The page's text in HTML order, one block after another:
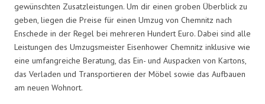
gewünschten Zusatzleistungen. Um dir einen groben Überblick zu
geben, liegen die Preise für einen Umzug von Chemnitz nach
Enschede in der Regel bei mehreren Hundert Euro. Dabei sind alle
Leistungen des Umzugsmeister Eisenhower Chemnitz inklusive wie
eine umfangreiche Beratung, das Ein- und Auspacken von Kartons,
das Verladen und Transportieren der Möbel sowie das Aufbauen
am neuen Wohnort.